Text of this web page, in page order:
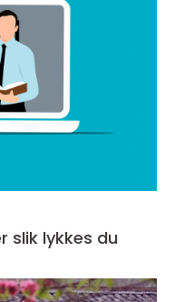
Fagprøve helsefagarbeider slik lykkes du